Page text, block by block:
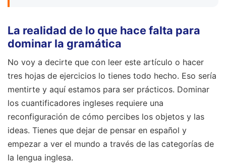
La realidad de lo que hace falta para
dominar la gramática
No voy a decirte que con leer este artículo o hacer
tres hojas de ejercicios lo tienes todo hecho. Eso sería
mentirte y aquí estamos para ser prácticos. Dominar
los cuantificadores ingleses requiere una
reconfiguración de cómo percibes los objetos y las
ideas. Tienes que dejar de pensar en español y
empezar a ver el mundo a través de las categorías de
la lengua inglesa.